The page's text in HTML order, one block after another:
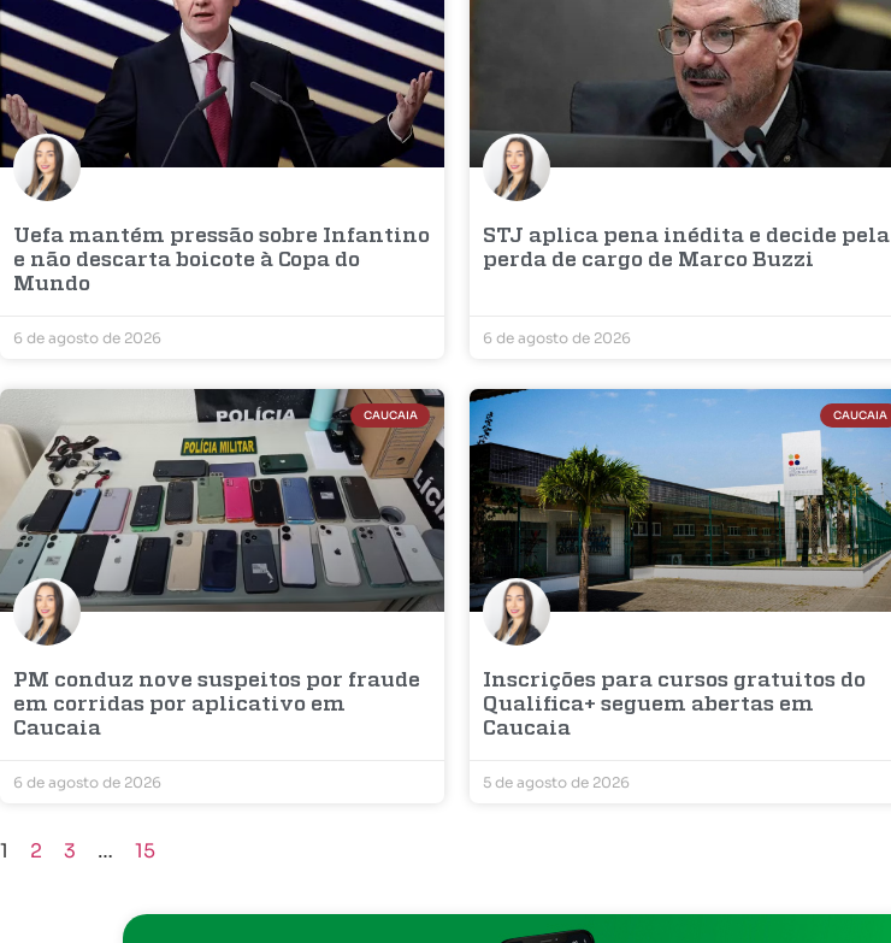
Uefa mantém pressão sobre Infantino
e não descarta boicote à Copa do
Mundo
6 de agosto de 2026
STJ aplica pena inédita e decide pela
perda de cargo de Marco Buzzi
6 de agosto de 2026
CAUCAIA
PM conduz nove suspeitos por fraude
em corridas por aplicativo em
Caucaia
6 de agosto de 2026
CAUCAIA
Inscrições para cursos gratuitos do
Qualifica+ seguem abertas em
Caucaia
5 de agosto de 2026
1 2 3 … 15